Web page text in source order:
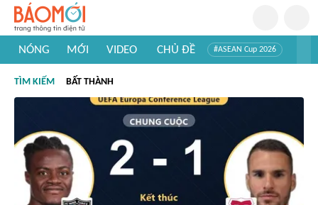
NÓNG MỚI VIDEO CHỦ ĐỀ #ASEAN Cup 2026
#Khám phá thế giới
TÌM KIẾM BẤT THÀNH